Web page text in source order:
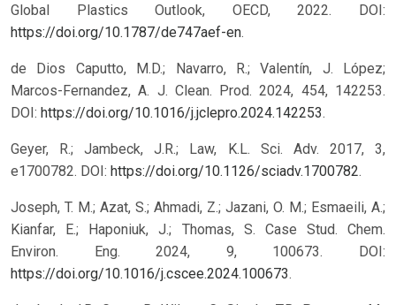
Global Plastics Outlook, OECD, 2022. DOI:
https://doi.org/10.1787/de747aef-en.
de Dios Caputto, M.D.; Navarro, R.; Valentín, J. López;
Marcos-Fernandez, A. J. Clean. Prod. 2024, 454, 142253.
DOI: https://doi.org/10.1016/j.jclepro.2024.142253.
Geyer, R.; Jambeck, J.R.; Law, K.L. Sci. Adv. 2017, 3,
e1700782. DOI: https://doi.org/10.1126/sciadv.1700782.
Joseph, T. M.; Azat, S.; Ahmadi, Z.; Jazani, O. M.; Esmaeili, A.;
Kianfar, E.; Haponiuk, J.; Thomas, S. Case Stud. Chem.
Environ. Eng. 2024, 9, 100673. DOI:
https://doi.org/10.1016/j.cscee.2024.100673.